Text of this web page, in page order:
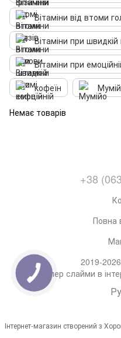
Вітаміни від втоми
Вітаміни при швидкій
Вітаміни при
кофеїн
Немає товарів
+38
Повна
2019-
Супер слайми в
Інтернет-магазин створений з